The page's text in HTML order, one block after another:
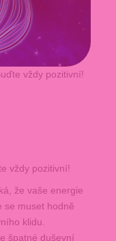
vždy pozitivní!
vždy pozitivní!
že vaše energie
se muset hodně
klidu.
špatné duševní